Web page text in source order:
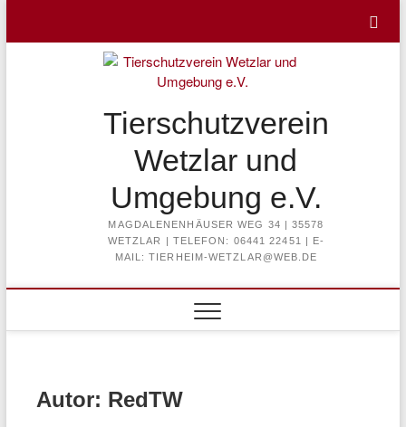
content
Tierschutzverein
Wetzlar und
Umgebung e.V.
MAGDALENENHÄUSER WEG 34 | 35578
WETZLAR | TELEFON: 06441 22451 | E-
MAIL: TIERHEIM-WETZLAR@WEB.DE
Autor: RedTW